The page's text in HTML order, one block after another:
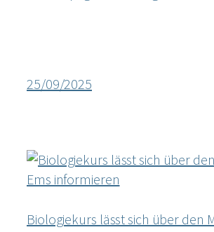
25/09/2025
Biologiekurs lässt sich über den